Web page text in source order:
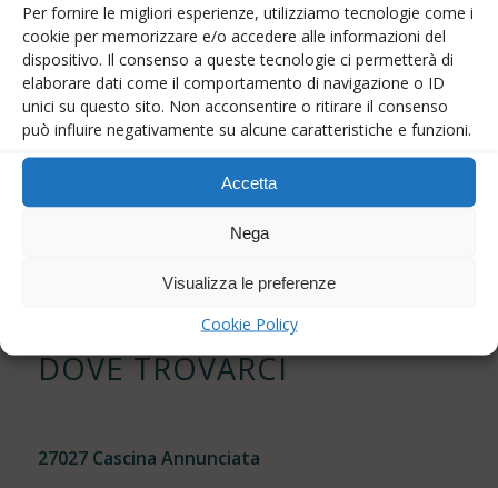
Per fornire le migliori esperienze, utilizziamo tecnologie come i
cookie per memorizzare e/o accedere alle informazioni del
dispositivo. Il consenso a queste tecnologie ci permetterà di
elaborare dati come il comportamento di navigazione o ID
unici su questo sito. Non acconsentire o ritirare il consenso
può influire negativamente su alcune caratteristiche e funzioni.
Accetta
Nega
Visualizza le preferenze
Cookie Policy
Acconsento al trattamento dei miei dati accettando le
DOVE TROVARCI
27027 Cascina Annunciata